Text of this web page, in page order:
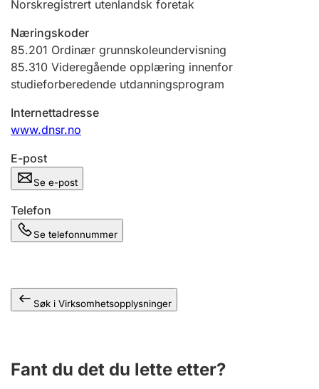
Andre tema
Norskregistrert utenlandsk foretak
Næringskoder
85.201 Ordinær grunnskoleundervisning
85.310 Videregående opplæring innenfor
studieforberedende utdanningsprogram
Internettadresse
www.dnsr.no
E-post
Se e-post
Telefon
Se telefonnummer
Søk i Virksomhetsopplysninger
Fant du det du lette etter?